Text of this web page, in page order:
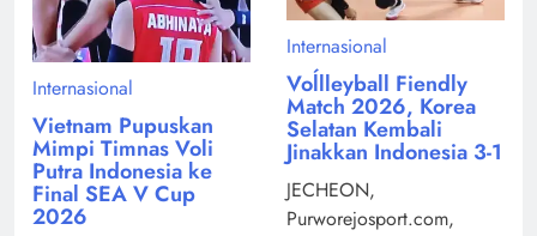
Internasional
Vietnam Pupuskan
Mimpi Timnas Voli
Putra Indonesia ke
Final SEA V Cup
2026
Internasional
Voĺlleyball Fiendly
Match 2026, Korea
Selatan Kembali
Jinakkan Indonesia 3-1
JECHEON,
Purworejosport.com,